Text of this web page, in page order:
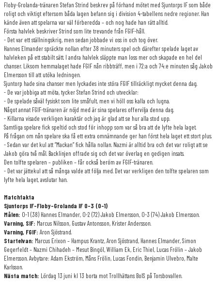
DOKUMENT
KONTAKT
Floby-Grolanda-tränaren Stefan Strind beskrev på förhand mötet med Sjuntorps IF som både
roligt och viktigt eftersom båda lagen befann sig i division 4-tabellens nedre regioner. Han
kände även att spelarna var väl förberedda – och nog hade han rätt alltid.
Första halvlek beskriver Strind som lite trevande från FGIF-håll.
- Det var ett ställningskrig, men sedan jobbade vi oss in och tog över.
Hannes Elmander spräckte nollan efter 38 minuters spel och därefter spelade laget av
halvleken på ett stabilt sätt. I andra halvlek släppte man loss mer och skapade en hel del
chanser. Liksom hemmalaget hade FGIF nån ribbträff, men i 72:a och 74:e minuten såg Jakob
Elmersson till att utöka ledningen.
Sjuntorp hade sina chanser men lyckades inte störa FGIF tillräckligt mycket denna dag.
- De var jobbiga att möta, tycker Stefan Strind och utvecklar:
- De spelade såväl fysiskt som lite småfult, men vi höll oss kalla och lugna.
Något annat FGIF-tränaren är nöjd med är sina spelares offervilja denna dag.
- Killarna visade verkligen karaktär och jag är glad att se hur alla stod upp.
Samtliga spelare fick speltid och stod för inhopp som var så bra att de lyfte hela laget.
På frågan om nån spelare ska få ett extra omnämnande ger han först hela laget ett stort plus.
- Sedan var det kul att ”Mackan” fick hålla nollan. Nazmi är alltid bra och det var roligt att se
Jakob göra två mål. Backlinjen offrade sig och det var överlag en gedigen insats.
Den tolfte spelaren – publiken – får också beröm av FGIF-tränaren.
- Det var jättekul att så många valde att följa med. Det var verkligen den tolfte spelaren som
lyfte hela laget, avslutar han.
Matchfakta
Sjuntorps IF-Floby-Grolanda IF 0-3 (0-1)
Målen: 0-1 (38) Hannes Elmander, 0-2 (72) Jakob Elmersson, 0-3 (74) Jakob Elmersson.
Varning, SIF: Marcus Nilsson, Gustav Antonsson, Krister Andersson.
Varning, FGIF: Aron Sjöstrand.
Startelvan: Marcus Erixon – Hampus Krantz, Aron Sjöstrand, Hannes Elmander, Simon
Gegerfeldt – Nazmi Chihadeh – Mesut Bingöl, William Ek, Eric Thiel, Lucas Frölin – Jakob
Elmersson. Avbytare: Adam Ekström, Måns Frölin, Lucas Fondin, Benjamin Ulvebro, Malte
Karlsson.
Nästa match: Lördag 13 juni kl 13 borta mot Trollhättans BoIS på Torsbovallen.